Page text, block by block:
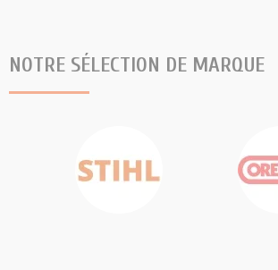
NOTRE SÉLECTION DE MARQUE